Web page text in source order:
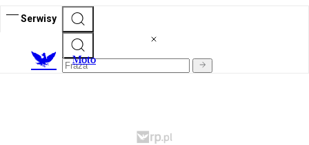
Serwisy
Moto